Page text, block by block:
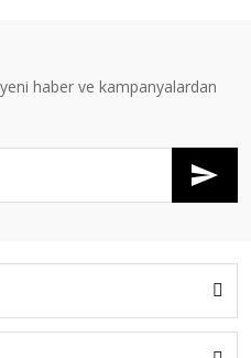
haber ve kampanyalardan